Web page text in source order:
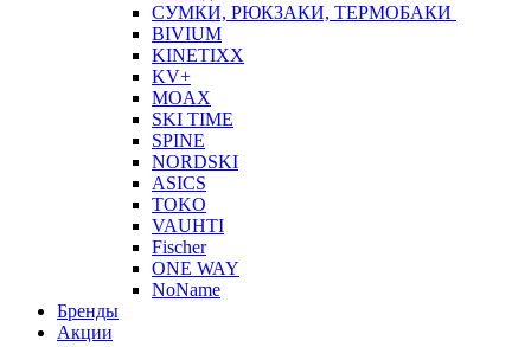
СУМКИ, РЮКЗАКИ, ТЕРМОБАКИ
BIVIUM
KINETIXX
KV+
MOAX
SKI TIME
SPINE
NORDSKI
ASICS
TOKO
VAUHTI
Fischer
ONE WAY
NoName
Бренды
Акции